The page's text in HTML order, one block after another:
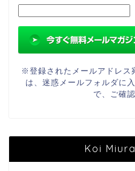
※登録されたメールアドレス
は、迷惑メールフォルダに
で、ご確
Koi